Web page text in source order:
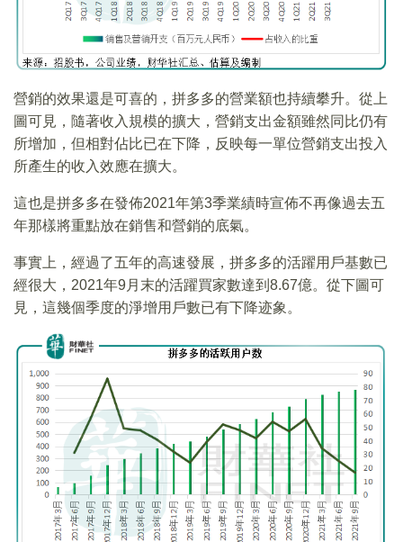
營銷的效果還是可喜的，拼多多的營業額也持續攀升。從上
圖可見，隨著收入規模的擴大，營銷支出金額雖然同比仍有
所增加，但相對佔比已在下降，反映每一單位營銷支出投入
所產生的收入效應在擴大。
這也是拼多多在發佈2021年第3季業績時宣佈不再像過去五
年那樣將重點放在銷售和營銷的底氣。
事實上，經過了五年的高速發展，拼多多的活躍用戶基數已
經很大，2021年9月末的活躍買家數達到8.67億。從下圖可
見，這幾個季度的淨增用戶數已有下降迹象。